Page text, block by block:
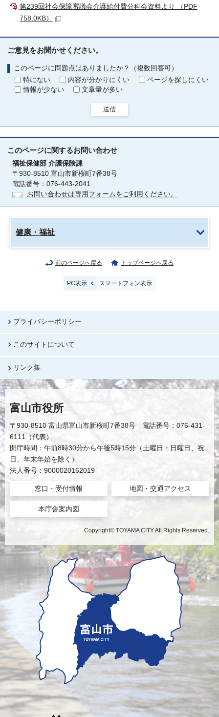
第239回社会保障審議会介護給付費分科会資料より （PDF
758.0KB）
ご意見をお聞かせください。
このページに問題点はありましたか？（複数回答可）
特にない
内容が分かりにくい
ページを探しにくい
情報が少ない
文章量が多い
送信
このページに関するお問い合わせ
福祉保健部 介護保険課
〒930-8510 富山市新桜町7番38号
電話番号：076-443-2041
お問い合わせは専用フォームをご利用ください。
健康・福祉
前のページへ戻る トップページへ戻る
PC表示 スマートフォン表示
プライバシーポリシー
このサイトについて
リンク集
富山市役所
〒930-8510 富山県富山市新桜町7番38号 電話番号：076-431-
6111（代表）
開庁時間：午前8時30分から午後5時15分（土曜日・日曜日、祝
日、年末年始を除く）
法人番号：9000020162019
窓口・受付情報 地図・交通アクセス
本庁舎案内図
Copyright© TOYAMA CITY All Rights Reserved.